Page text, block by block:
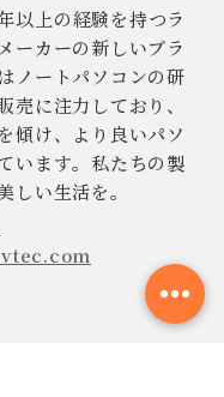
上の経験を持つラ
ーカーの新しいブラ
ノートパソコンの研
売に注力しており、
傾け、より良いパソ
います。私たちの製
しい生活を。